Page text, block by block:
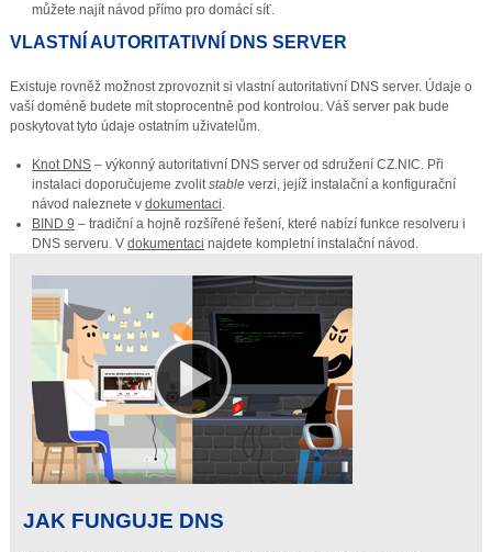
můžete najít návod přímo pro domácí síť.
VLASTNÍ AUTORITATIVNÍ DNS SERVER
Existuje rovněž možnost zprovoznit si vlastní autoritativní DNS server. Údaje o
vaší doméně budete mít stoprocentně pod kontrolou. Váš server pak bude
poskytovat tyto údaje ostatním uživatelům.
Knot DNS– výkonný autoritativní DNS server od sdružení CZ.NIC. Při
instalaci doporučujeme zvolit stableverzi, jejíž instalační a konfigurační
návod naleznete v dokumentaci
BIND 9 – tradiční a hojně rozšířené řešení, které nabízí funkce resolveru i
DNS serveru. V dokumentaci najdete kompletní instalační návod.
JAK FUNGUJE DNS